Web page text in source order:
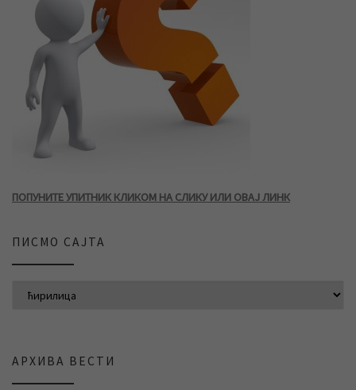
ПОПУНИТЕ УПИТНИК КЛИКОМ НА СЛИКУ ИЛИ ОВАЈ ЛИНК
ПИСМО САЈТА
АРХИВА ВЕСТИ